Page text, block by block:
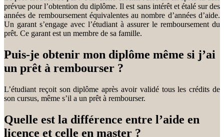
prévue pour l’obtention du diplôme. Il est sans intérêt et étalé sur des
années de remboursement équivalentes au nombre d’années d’aide.
Un garant s’engage avec l’étudiant à assurer le remboursement du
prêt. Ce garant est un membre de sa famille.
Puis-je obtenir mon diplôme même si j’ai
un prêt à rembourser ?
L’étudiant reçoit son diplôme après avoir validé tous les crédits de
son cursus, même s’il a un prêt à rembourser.
Quelle est la différence entre l’aide en
licence et celle en master ?